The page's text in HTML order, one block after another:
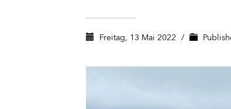
Freitag, 13 Mai 2022 /